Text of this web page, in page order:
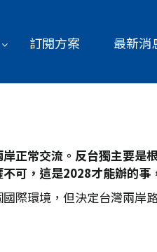
訂閱方案 最新消
正常交流。反台獨主要是
可，這是2028才能辦的事
際環境，但決定台灣兩岸